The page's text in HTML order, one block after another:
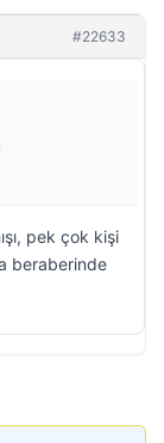
#22633
pek çok kişi
beraberinde